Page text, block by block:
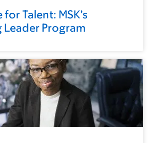
for Talent: MSK’s
Leader Program